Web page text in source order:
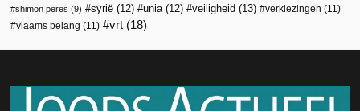
shimon peres (9) syrië (12) unia(12) veiligheid (13) verkiezingen (11)
vlaams belang (11) vrt (18)